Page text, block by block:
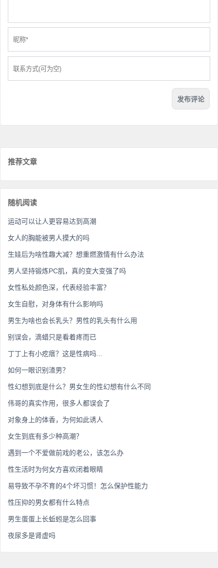
推荐文章
随机阅读
运动可以让人更容易达到高潮
女人的胸能被男人摸大的吗
生娃后为啥性趣大减？想重燃激情有什么办法
男人坚持锻炼PC肌，真的变大变强了吗
女性私处颜色深，代表经验丰富？
女生自慰，对身体有什么影响吗
男生为啥也会长乳头？男性的乳头有什么用
别误会，滴蜡只是看着疼而已
丁丁上有小疙瘩？这是性病吗...
如何一眼识别渣男？
性幻想到底是什么？男女生的性幻想有什么不同
伟哥的真实作用，很多人都误会了
对象身上的体香，为何如此诱人
女生到底有多少种高潮？
遇到一个不爱做前戏的老公，该怎么办
性生活时为何女方喜欢闭着眼睛
易导致不孕不育的4个坏习惯！怎么保护性能力
性压抑的男女都有什么特点
男生蛋蛋上长蚯蚓是怎么回事
夜尿多是肾虚吗